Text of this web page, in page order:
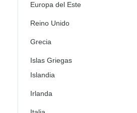
Europa del Este
Reino Unido
Grecia
Islas Griegas
Islandia
Irlanda